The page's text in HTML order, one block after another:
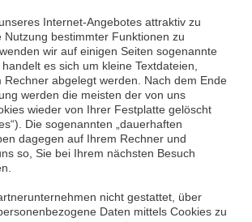
Internet-Angebotes attraktiv zu
Nutzung bestimmter Funktionen zu
wir auf einigen Seiten sogenannte
handelt es sich um kleine Textdateien,
Rechner abgelegt werden. Nach dem Ende
werden die meisten der von uns
wieder von Ihrer Festplatte gelöscht
Die sogenannten „dauerhaften
dagegen auf Ihrem Rechner und
so, Sie bei Ihrem nächsten Besuch
nicht gestattet, über
Daten mittels Cookies zu